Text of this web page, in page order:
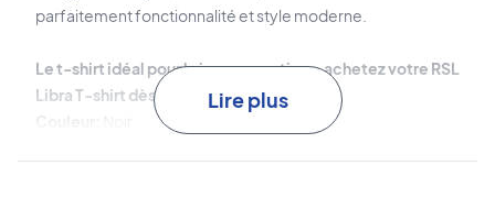
parfaitement fonctionnalité et style moderne.
Le t-shirt idéal pour la joueuse active – achetez votre RSL
Libra T-shirt dès aujourd'hui!Lire plus